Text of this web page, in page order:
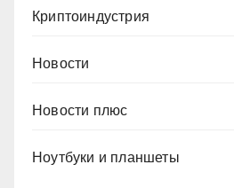
Криптоиндустрия
Новости
Новости плюс
Ноутбуки и планшеты